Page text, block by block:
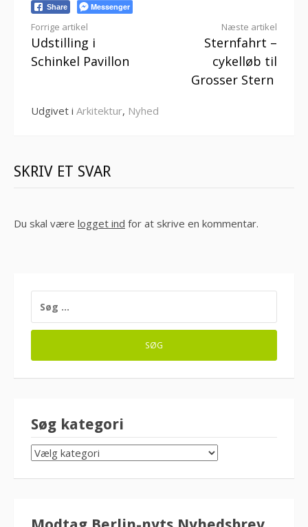
Share Messenger
Læs
videre
Forrige artikel
Udstilling i
Schinkel Pavillon
Næste artikel
Sternfahrt –
cykelløb til
Grosser Stern
Udgivet i Arkitektur, Nyhed
SKRIV ET SVAR
Du skal være logget ind for at skrive en kommentar.
EFTER:
Søg kategori
SØG
KATEGORI